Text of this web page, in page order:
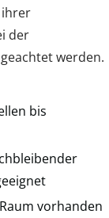
ihrer
der
werden.
bis
vorhanden